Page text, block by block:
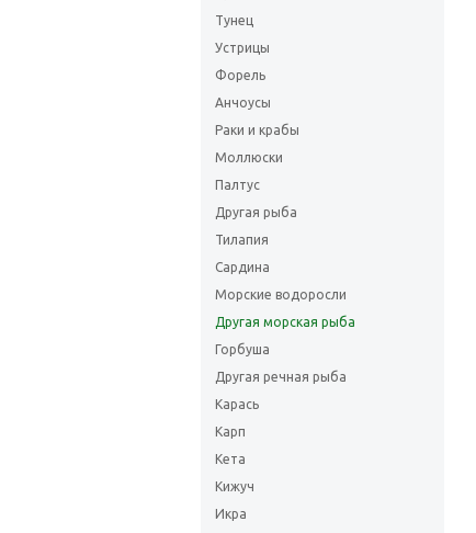
Тунец
Устрицы
Форель
Анчоусы
Раки и крабы
Моллюски
Палтус
Другая рыба
Тилапия
Сардина
Морские водоросли
Другая морская рыба
Горбуша
Другая речная рыба
Карась
Карп
Кета
Кижуч
Икра